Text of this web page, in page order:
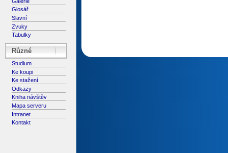
Glosář
Slavní
Zvuky
Tabulky
Různé
Studium
Ke koupi
Ke stažení
Odkazy
Kniha návštěv
Mapa serveru
Intranet
Kontakt